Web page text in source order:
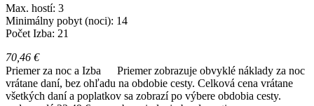
Max. hostí: 3
Minimálny pobyt (noci): 14
Počet Izba: 21
70,46 €
Priemer za noc a Izba
Priemer zobrazuje obvyklé náklady za noc
vrátane daní, bez ohľadu na obdobie cesty. Celková cena vrátane
všetkých daní a poplatkov sa zobrazí po výbere obdobia cesty.